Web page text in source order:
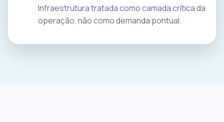
Infraestrutura tratada como camada crítica da
operação, não como demanda pontual.